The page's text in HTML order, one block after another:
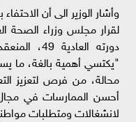
وأشار الوزير الى أن
لقرار مجلس وزراء الصحة
"يكتسي أهمية بالغة، ما
محالة، من فرص لتعزيز
أحسن الممارسات في
لانشغالات ومتطلبات